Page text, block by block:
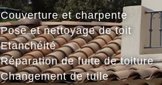
Couverture et charpente
Pose et nettoyage de toit
Etanchéité
Réparation de fuite de toiture
Changement de tuile